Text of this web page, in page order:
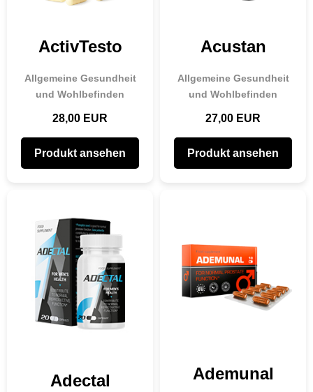
ActivTesto
Allgemeine Gesundheit
und Wohlbefinden
28,00 EUR
Produkt ansehen
Acustan
Allgemeine Gesundheit
und Wohlbefinden
27,00 EUR
Produkt ansehen
Adectal
Ademunal